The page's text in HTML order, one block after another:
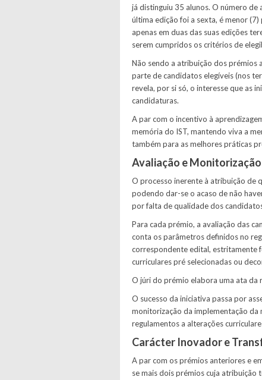
já distinguiu 35 alunos. O número
última edição foi a sexta, é menor
apenas em duas das suas edições
serem cumpridos os critérios de
Não sendo a atribuição dos prémios
parte de candidatos elegíveis (nos
revela, por si só, o interesse que as
candidaturas.
A par com o incentivo à
memória do IST, mantendo viva a
também para as melhores práticas
Avaliação e Monitorização
O processo inerente à atribuição de
podendo dar-se o acaso de não
por falta de qualidade dos
Para cada prémio, a avaliação das
conta os parâmetros definidos no
correspondente edital, estritamente
curriculares pré selecionadas ou
O júri do prémio elabora uma ata da
O sucesso da iniciativa passa por
monitorização da implementação da
regulamentos a alterações
Carácter Inovador e
A par com os prémios anteriores e
se mais dois prémios cuja